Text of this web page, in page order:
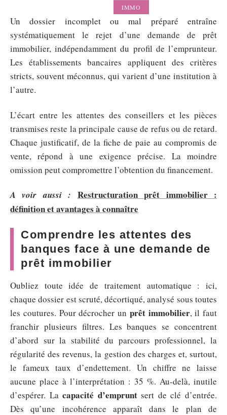
IMMO
Un dossier incomplet ou mal préparé entraîne
systématiquement le rejet d’une demande de prêt
immobilier, indépendamment du profil de l’emprunteur.
Les établissements bancaires appliquent des critères
stricts, souvent méconnus, qui varient d’une institution à
l’autre.
L’écart entre les attentes des conseillers et les pièces
transmises reste la principale cause de refus ou de retard.
Chaque justificatif, de la fiche de paie au compromis de
vente, répond à une exigence précise. La moindre
omission peut compromettre l’obtention du financement.
A voir aussi : Restructuration prêt immobilier :
définition et avantages à connaître
Comprendre les attentes des
banques face à une demande de
prêt immobilier
Oubliez toute idée de traitement automatique : ici,
chaque dossier est scruté, décortiqué, analysé sous toutes
les coutures. Pour décrocher un prêt immobilier, il faut
franchir plusieurs filtres. Les banques se concentrent
d’abord sur la stabilité du parcours professionnel, la
régularité des revenus, la gestion des charges et, surtout,
le fameux taux d’endettement. Un chiffre ne laisse
aucune place à l’interprétation : 35 %. Au-delà, inutile
d’espérer. Lacapacité d’empruntsert de clé d’entrée.
Dès qu’une incohérence apparaît dans le plan de